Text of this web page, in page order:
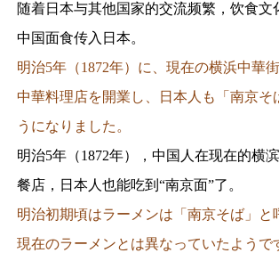
随着日本与其他国家的交流频繁，饮食文
中国面食传入日本。
明治5年（1872年）に、現在の横浜中華
中華料理店を開業し、日本人も「南京そ
うになりました。
明治5年（1872年），中国人在现在的横
餐店，日本人也能吃到“南京面”了。
明治初期頃はラーメンは「南京そば」と
現在のラーメンとは異なっていたようで